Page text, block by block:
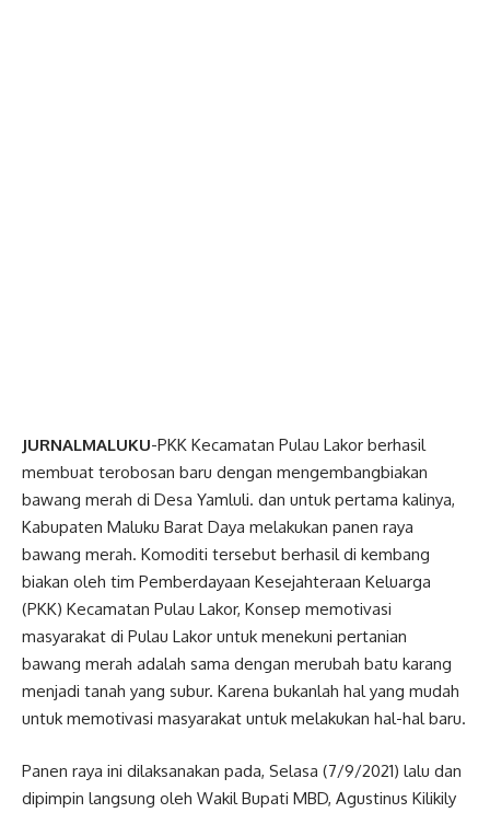
JURNALMALUKU-PKK Kecamatan Pulau Lakor berhasil
membuat terobosan baru dengan mengembangbiakan
bawang merah di Desa Yamluli. dan untuk pertama kalinya,
Kabupaten Maluku Barat Daya melakukan panen raya
bawang merah. Komoditi tersebut berhasil di kembang
biakan oleh tim Pemberdayaan Kesejahteraan Keluarga
(PKK) Kecamatan Pulau Lakor, Konsep memotivasi
masyarakat di Pulau Lakor untuk menekuni pertanian
bawang merah adalah sama dengan merubah batu karang
menjadi tanah yang subur. Karena bukanlah hal yang mudah
untuk memotivasi masyarakat untuk melakukan hal-hal baru.
Panen raya ini dilaksanakan pada, Selasa (7/9/2021) lalu dan
dipimpin langsung oleh Wakil Bupati MBD, Agustinus Kilikily